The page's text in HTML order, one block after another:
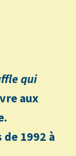
qui
aux
1992 à